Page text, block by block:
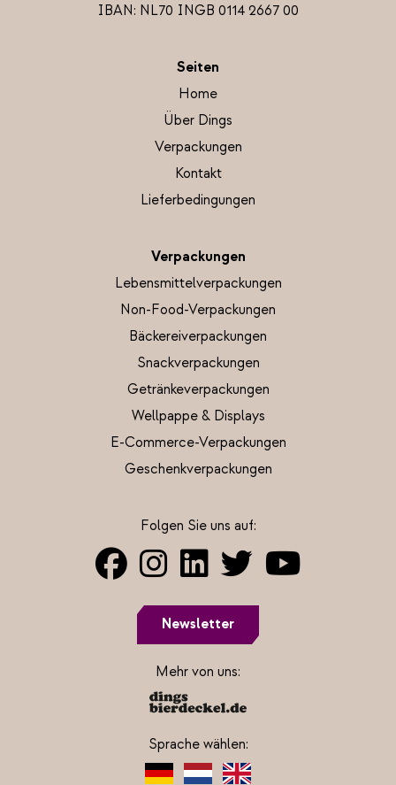
IBAN: NL70 INGB 0114 2667 00
Seiten
Home
Über Dings
Verpackungen
Kontakt
Lieferbedingungen
Verpackungen
Lebensmittelverpackungen
Non-Food-Verpackungen
Bäckereiverpackungen
Snackverpackungen
Getränkeverpackungen
Wellpappe & Displays
E-Commerce-Verpackungen
Geschenkverpackungen
Folgen Sie uns auf:
Newsletter
Mehr von uns:
Sprache wählen: